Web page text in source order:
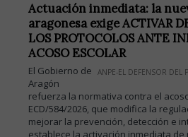
Actuación inmediata: la
aragonesa exige ACTIVAR
LOS PROTOCOLOS ANTE
ACOSO ESCOLAR
ANPE-EL DEFENSOR DEL
El Gobierno de
Aragón
refuerza la normativa contra el
ECD/584/2026, que modifica la
mejorar la prevención, detección e
establece la activación inmediata